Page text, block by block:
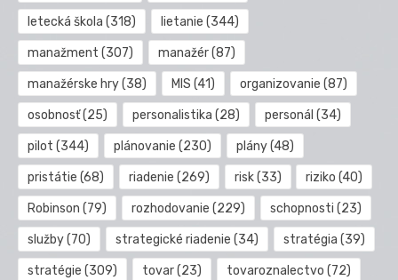
letecká škola (318) lietanie (344)
manažment (307) manažér(87)
manažérske hry(38) MIS (41) organizovanie (87)
osobnosť(25) personalistika (28) personál (34)
pilot (344) plánovanie (230) plány(48)
pristátie (68) riadenie (269) risk(33) riziko (40)
Robinson (79) rozhodovanie (229) schopnosti (23)
služby(70) strategické riadenie (34) stratégia (39)
stratégie (309) tovar(23) tovaroznalectvo (72)